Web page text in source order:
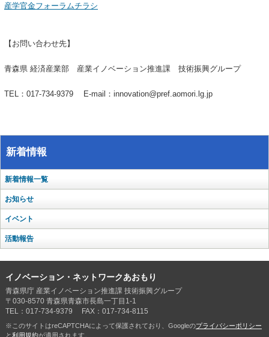
産学官金フォーラムチラシ
【お問い合わせ先】
青森県 経済産業部 産業イノベーション推進課 技術振興グループ
TEL：017-734-9379 E-mail：innovation@pref.aomori.lg.jp
新着情報
新着情報一覧
お知らせ
イベント
活動報告
イノベーション・ネットワークあおもり
青森県庁 産業イノベーション推進課 技術振興グループ
〒030-8570 青森県青森市長島一丁目1-1
TEL：017-734-9379 FAX：017-734-8115
※このサイトはreCAPTCHAによって保護されており、Googleのプライバシーポリシー
と利用規約が適用されます。